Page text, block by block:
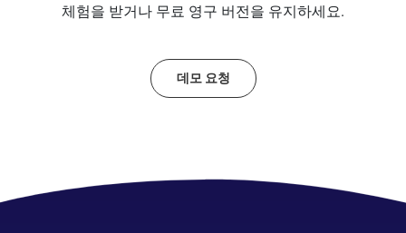
체험을 받거나 무료 영구 버전을 유지하세요.
데모 요청